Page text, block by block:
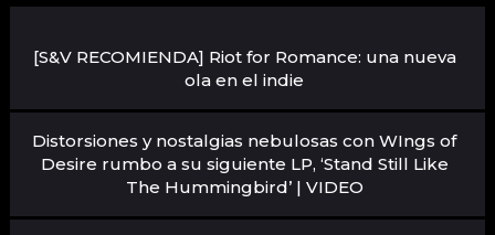
[S&V RECOMIENDA] Riot for Romance: una nueva
ola en el indie
Distorsiones y nostalgias nebulosas con WIngs of
Desire rumbo a su siguiente LP, ‘Stand Still Like
The Hummingbird’ | VIDEO